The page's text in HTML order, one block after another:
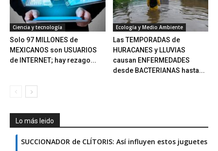
Ciencia y tecnología
Solo 97 MILLONES de
MEXICANOS son USUARIOS
de INTERNET; hay rezago...
Ecología y Medio Ambiente
Las TEMPORADAS de
HURACANES y LLUVIAS
causan ENFERMEDADES
desde BACTERIANAS hasta...
Lo más leido
SUCCIONADOR de CLÍTORIS: Así influyen estos juguetes